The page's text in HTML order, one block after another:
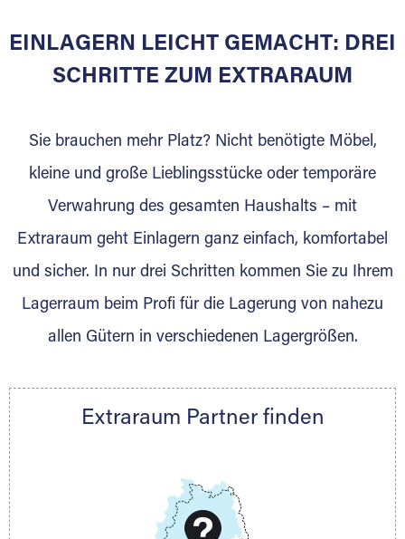
Sie bieten Kunden Lagerraum zur Miete, der
für die Einlagerung von Umzugsgut gebaut
Lagerkunden und Vermietungen.
Ihre Vorteile als Extraraum Partner:
Marktgerechte Preise
Digitale Buchungsplattform
Gewinnung von Neukunden
Nachricht.
Telefon:+49 6145 5442 - 404
DMG Aktiengesellschaft
EINLAGERN LEICHT GEMACHT: DREI
SCHRITTE ZUM EXTRARAUM
Sie brauchen mehr Platz? Nicht benötigte Möbel,
kleine und große Lieblingsstücke oder temporäre
Verwahrung des gesamten Haushalts – mit
Extraraum geht Einlagern ganz einfach, komfortabel
und sicher. In nur drei Schritten kommen Sie zu Ihrem
Lagerraum beim Profi für die Lagerung von nahezu
allen Gütern in verschiedenen Lagergrößen.
Extraraum Partner finden